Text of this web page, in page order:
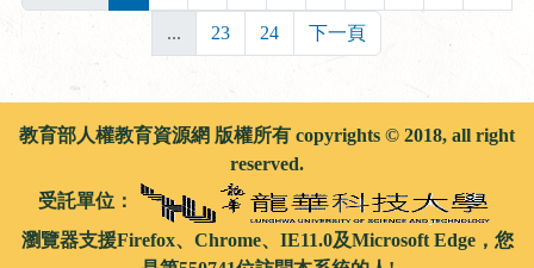
... 23 24 下一頁
教育部人權教育資源網 版權所有 copyrights © 2018, all right
reserved.
受託單位：
瀏覽器支援Firefox、Chrome、IE11.0及Microsoft Edge，您